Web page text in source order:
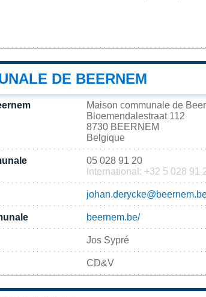
DE BEERNEM
Maison communale de
Bloemendalestraat 112
8730 BEERNEM
Belgique
05 028 91 20
International: +32 5 028 91
beernem.be/
Jos Sypré
CD&V